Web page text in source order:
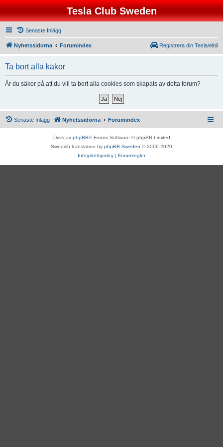
Tesla Club Sweden
Senaste Inlägg
Nyhetssidorna Forumindex Registrera din Tesla/elbil
Ta bort alla kakor
Är du säker på att du vill ta bort alla cookies som skapats av detta forum?
Senaste Inlägg Nyhetssidorna Forumindex
Drivs av phpBB® Forum Software © phpBB Limited
Swedish translation by phpBB Sweden © 2006-2020
Integritetspolicy | Forumregler